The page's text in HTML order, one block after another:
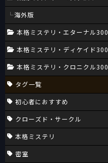
海外版
本格ミステリ・エターナル300
本格ミステリ・ディケイド300
本格ミステリ・クロニクル300
タグ一覧
初心者におすすめ
クローズド・サークル
本格ミステリ
密室